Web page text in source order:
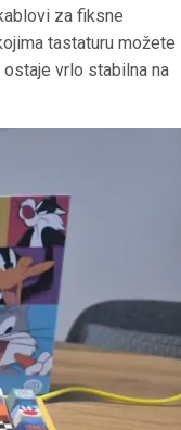
za fiksne
tastaturu možete
vrlo stabilna na